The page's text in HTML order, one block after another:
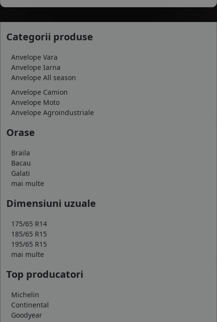
Categorii produse
Anvelope Vara
Anvelope Iarna
Anvelope All season
Anvelope Camion
Anvelope Moto
Anvelope Agroindustriale
Orase
Braila
Bacau
Galati
mai multe
Dimensiuni uzuale
175/65 R14
185/65 R15
195/65 R15
mai multe
Top producatori
Michelin
Continental
Goodyear